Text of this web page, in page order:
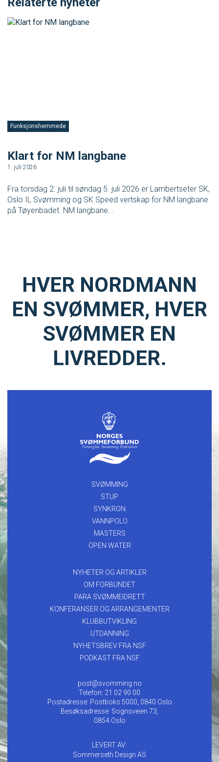
Funksjonshemmede
Klart for NM langbane
1. juli 2026
Fra torsdag 2. juli til søndag 5. juli 2026 er Lambertseter SK,
Oslo IL Svømming og SK Speed vertskap for NM langbane
på Tøyenbadet. NM langbane...
HVER NORDMANN
EN SVØMMER, HVER
SVØMMER EN
LIVREDDER.
SVØMMING
STUP
SYNKRON
VANNPOLO
MASTERS
OPEN WATER
NYHETER OG ARTIKLER
OM FORBUNDET
PARA SVØMMEIDRETT
KONFERANSER OG ARRANGEMENTER
KLUBBUTVIKLING
UTDANNING
NYHETSBREV FRA NSF
PODKAST FRA NSF
post@svomming.no
Telefon: 21 02 90 00
Postadresse: Postboks 5000, 0840 Oslo
Besøksadresse: Sognsveien 73,
0854 Oslo
LEVERT AV:
Sommerseth Design AS